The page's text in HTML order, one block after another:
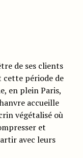
de ses clients
période de
en plein Paris,
accueille
végétalisé où
et
avec leurs